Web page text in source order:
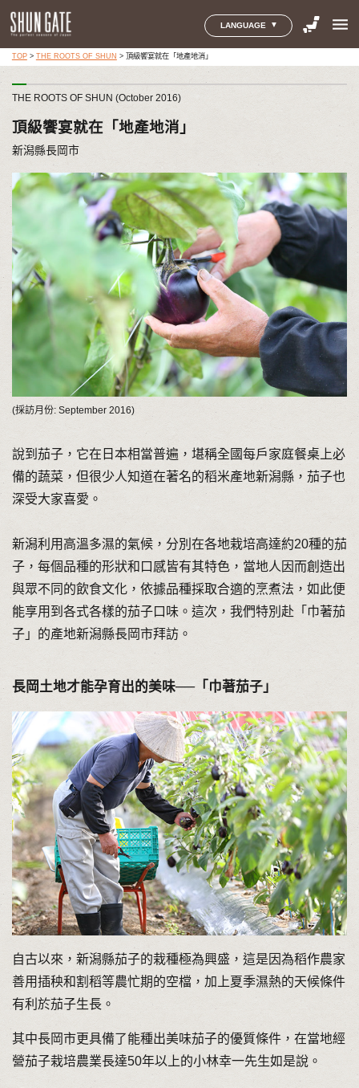
LANGUAGE menu
TOP> THE ROOTS OF SHUN > 頂級饗宴就在「地產地消」
THE ROOTS OF SHUN (October 2016)
頂級饗宴就在「地產地消」
新潟縣長岡市
(採訪月份: September 2016)
說到茄子，它在日本相當普遍，堪稱全國每戶家庭餐桌上必
備的蔬菜，但很少人知道在著名的稻米產地新潟縣，茄子也
深受大家喜愛。
新潟利用高溫多濕的氣候，分別在各地栽培高達約20種的茄
子，每個品種的形狀和口感皆有其特色，當地人因而創造出
與眾不同的飲食文化，依據品種採取合適的烹煮法，如此便
能享用到各式各樣的茄子口味。這次，我們特別赴「巾著茄
子」的產地新潟縣長岡市拜訪。
長岡土地才能孕育出的美味──「巾著茄子」
自古以來，新潟縣茄子的栽種極為興盛，這是因為稻作農家
善用插秧和割稻等農忙期的空檔，加上夏季濕熱的天候條件
有利於茄子生長。
其中長岡市更具備了能種出美味茄子的優質條件，在當地經
營茄子栽培農業長達50年以上的小林幸一先生如是說。